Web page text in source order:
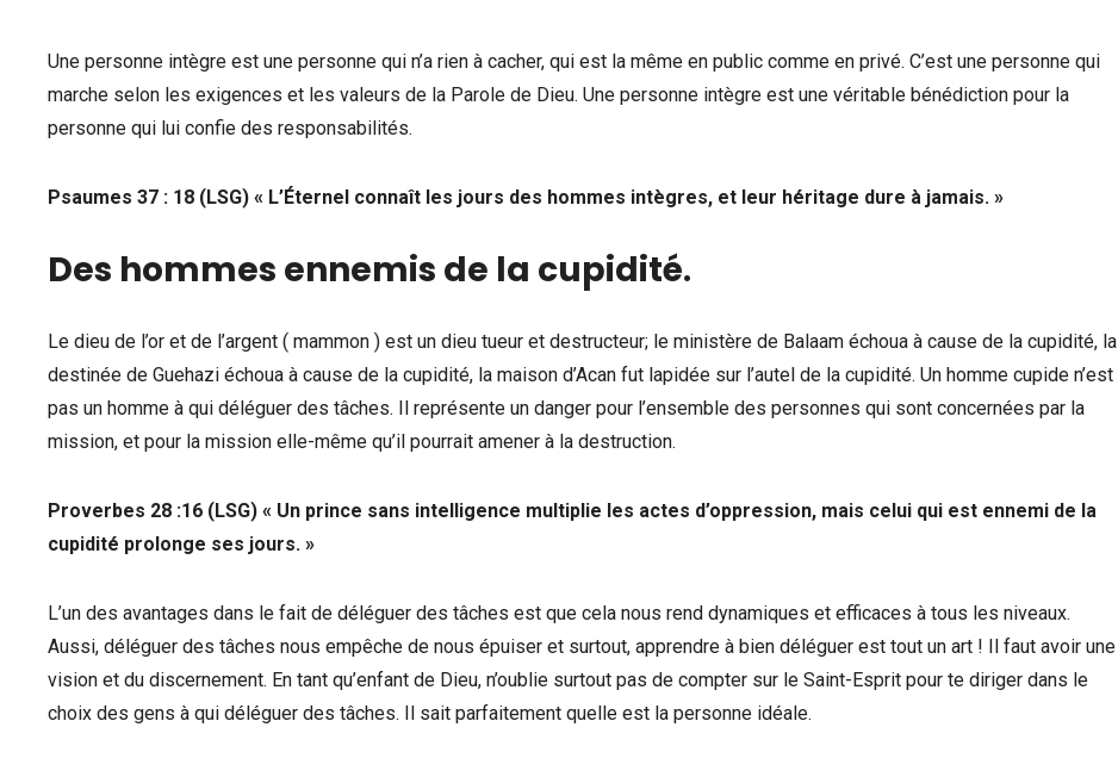
Une personne intègre est une personne qui n’a rien à cacher, qui est la même en public comme en privé. C’est une personne qui
marche selon les exigences et les valeurs de la Parole de Dieu. Une personne intègre est une véritable bénédiction pour la
personne qui lui confie des responsabilités.
Psaumes 37 : 18 (LSG) « L’Éternel connaît les jours des hommes intègres, et leur héritage dure à jamais. »
Des hommes ennemis de la cupidité.
Le dieu de l’or et de l’argent ( mammon ) est un dieu tueur et destructeur; le ministère de Balaam échoua à cause de la cupidité, la
destinée de Guehazi échoua à cause de la cupidité, la maison d’Acan fut lapidée sur l’autel de la cupidité. Un homme cupide n’est
pas un homme à qui déléguer des tâches. Il représente un danger pour l’ensemble des personnes qui sont concernées par la
mission, et pour la mission elle-même qu’il pourrait amener à la destruction.
Proverbes 28 :16 (LSG) « Un prince sans intelligence multiplie les actes d’oppression, mais celui qui est ennemi de la
cupidité prolonge ses jours. »
L’un des avantages dans le fait de déléguer des tâches est que cela nous rend dynamiques et efficaces à tous les niveaux.
Aussi, déléguer des tâches nous empêche de nous épuiser et surtout, apprendre à bien déléguer est tout un art ! Il faut avoir une
vision et du discernement. En tant qu’enfant de Dieu, n’oublie surtout pas de compter sur le Saint-Esprit pour te diriger dans le
choix des gens à qui déléguer des tâches. Il sait parfaitement quelle est la personne idéale.